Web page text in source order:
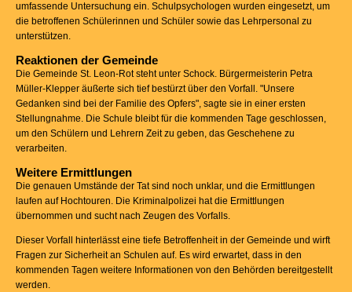
umfassende Untersuchung ein. Schulpsychologen wurden eingesetzt, um
die betroffenen Schülerinnen und Schüler sowie das Lehrpersonal zu
unterstützen.
Reaktionen der Gemeinde
Die Gemeinde St. Leon-Rot steht unter Schock. Bürgermeisterin Petra
Müller-Klepper äußerte sich tief bestürzt über den Vorfall. "Unsere
Gedanken sind bei der Familie des Opfers", sagte sie in einer ersten
Stellungnahme. Die Schule bleibt für die kommenden Tage geschlossen,
um den Schülern und Lehrern Zeit zu geben, das Geschehene zu
verarbeiten.
Weitere Ermittlungen
Die genauen Umstände der Tat sind noch unklar, und die Ermittlungen
laufen auf Hochtouren. Die Kriminalpolizei hat die Ermittlungen
übernommen und sucht nach Zeugen des Vorfalls.
Dieser Vorfall hinterlässt eine tiefe Betroffenheit in der Gemeinde und wirft
Fragen zur Sicherheit an Schulen auf. Es wird erwartet, dass in den
kommenden Tagen weitere Informationen von den Behörden bereitgestellt
werden.